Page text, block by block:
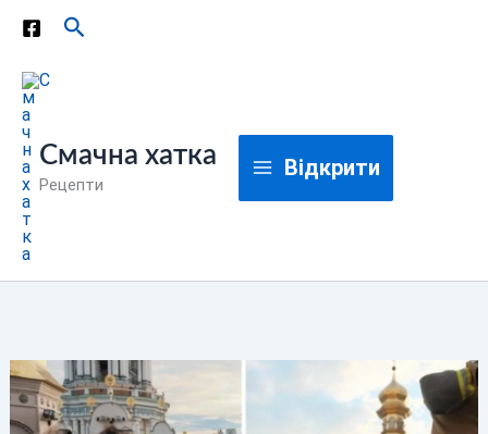
Перейти
вмісту
Пошук
Смачна хатка
Рецепти
Відкрити